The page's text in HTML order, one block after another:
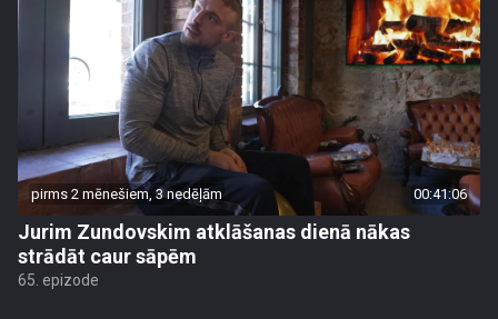
pirms 2 mēnešiem, 3 nedēļām 00:41:06
Jurim Zundovskim atklāšanas dienā nākas
strādāt caur sāpēm
65. epizode